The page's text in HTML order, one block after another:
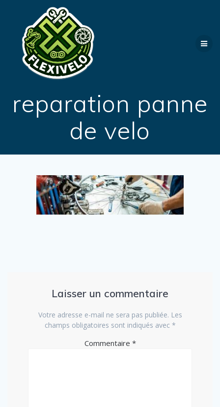
reparation panne
de velo
Laisser un commentaire
Votre adresse e-mail ne sera pas publiée. Les
champs obligatoires sont indiqués avec *
Commentaire *